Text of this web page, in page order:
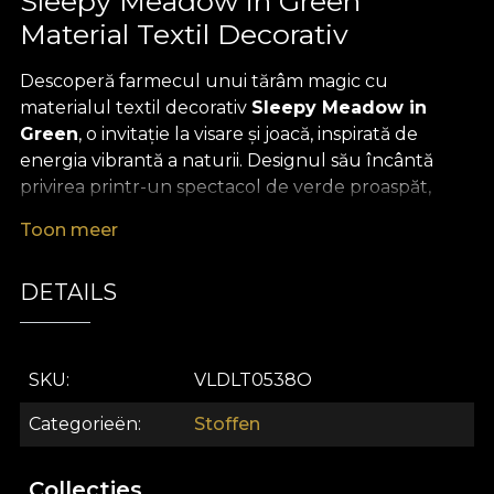
Material Textil Decorativ
Descoperă farmecul unui tărâm magic cu
materialul textil decorativ Sleepy Meadow in
Green, o invitație la visare și joacă, inspirată de
energia vibrantă a naturii. Designul său încântă
privirea printr-un spectacol de verde proaspăt,
jucăușe, toate armonizate într-un pattern ritmic ce
premium transformă orice încăpere într-un univers
vesel, plin de bună dispoziție și inspirație, devenind
optimismul și magia naturii în designul interior.
Versatilitatea acestui material textil decorativ îți
oferă libertatea de a crea decoruri memorabile:
Toon meer
DETAILS
SKU VLDLT0538O
Categorieën Stoffen